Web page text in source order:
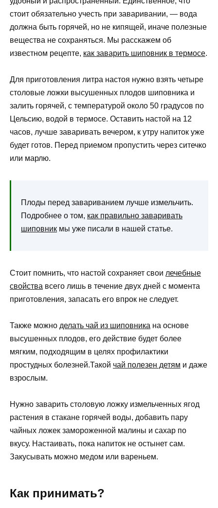
стоит обязательно учесть при заваривании, — вода
должна быть горячей, но не кипящей, иначе полезные
вещества не сохраняться. Мы расскажем об
известном рецепте, как заварить шиповник в термосе.
Для приготовления литра настоя нужно взять четыре
столовые ложки высушенных плодов шиповника и
залить горячей, с температурой около 50 градусов по
Цельсию, водой в термосе. Оставить настой на 12
часов, лучше заваривать вечером, к утру напиток уже
будет готов. Перед приемом пропустить через ситечко
или марлю.
Плоды перед завариванием лучше измельчить.
Подробнее о том, как правильно заваривать
шиповник мы уже писали в нашей статье.
Стоит помнить, что настой сохраняет свои лечебные
свойства всего лишь в течение двух дней с момента
приготовления, запасать его впрок не следует.
Также можно делать чай из шиповника на основе
высушенных плодов, его действие будет более
мягким, подходящим в целях профилактики
простудных болезней.Такой чай полезен детям и даже
взрослым.
Нужно заварить столовую ложку измельченных ягод
растения в стакане горячей воды, добавить пару
чайных ложек замороженной малины и сахар по
вкусу. Настаивать, пока напиток не остынет сам.
Закусывать можно медом или вареньем.
Как принимать?